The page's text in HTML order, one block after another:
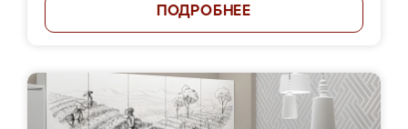
ПОДРОБНЕЕ